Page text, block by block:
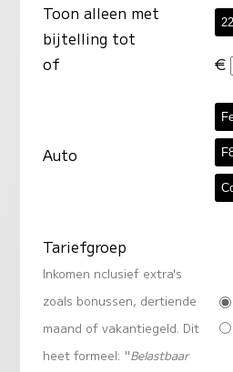
Toon alleen met
bijtelling tot
of
€
Auto
Tariefgroep
Inkomen nclusief extra's
zoals bonussen, dertiende
maand of vakantiegeld. Dit
heet formeel: "Belastbaar